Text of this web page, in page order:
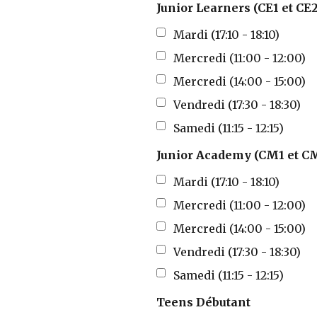
Junior Learners (CE1 et
Mardi (17:10 - 18:10)
Mercredi (11:00 - 12:00)
Mercredi (14:00 - 15:00)
Vendredi (17:30 - 18:30)
Samedi (11:15 - 12:15)
Junior Academy (CM1 et
Mardi (17:10 - 18:10)
Mercredi (11:00 - 12:00)
Mercredi (14:00 - 15:00)
Vendredi (17:30 - 18:30)
Samedi (11:15 - 12:15)
Teens Débutant